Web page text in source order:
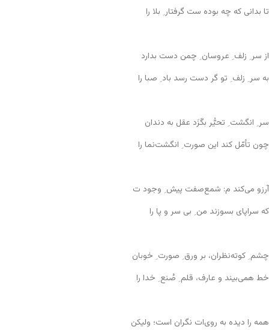
تا بدانی که چه بوده ست گرفتار ِ بلا را
از سر ِ زلف ِ عروسان ِ چمن دست بدارد
به سر ِ زلف ِ تو گر دست رسد باد ِ صبا را
سر ِ انگشت ِ تحیُّر بگَزَد عقل به دندان
چون تأمّل کند این صورت ِ انگشت‌نما را
آرزو می‌کند م: شمع‌صفت پیش ِ وجود ت
که سراپای بسوزند من ِ بی سر و پا را
چشم ِ کوته‌نظران، بر ورق ِ صورت ِ خوبان
خط همی‌بیند و عارف، قلم ِ صُنع ِ خدا را
همه را دیده به روی‌ات نگران است؛ ولیکن